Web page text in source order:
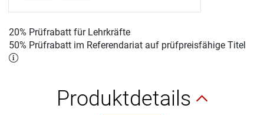
20% Prüfrabatt für Lehrkräfte
50% Prüfrabatt im Referendariat auf prüfpreisfähige Titel
Produktdetails